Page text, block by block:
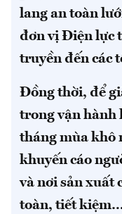
lang an toàn
đơn vị Điện lực
truyền đến các
Đồng thời, để
trong vận hành
tháng mùa khô
khuyến cáo
và nơi sản xuất
toàn, tiết